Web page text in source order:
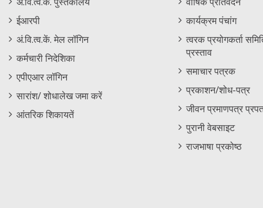
Footer
Menu
ईआरपी
अं.वि.त्व.कें. मेल लॉगिन
कर्मचारी निदेशिका
एपीएआर लॉगिन
सारांश/ शोधालेख जमा करें
आंतरिक शिकायतें
Menu
कार्यक्रम पंचांग
त्वरक प्रयोगकर्ता
प्रस्ताव
समाचार पत्रक
प्रकाशन/शोध-पत्र
जीवन प्रमाणपत्र
पुरानी वेबसाइट
राजभाषा प्रकोष्ठ